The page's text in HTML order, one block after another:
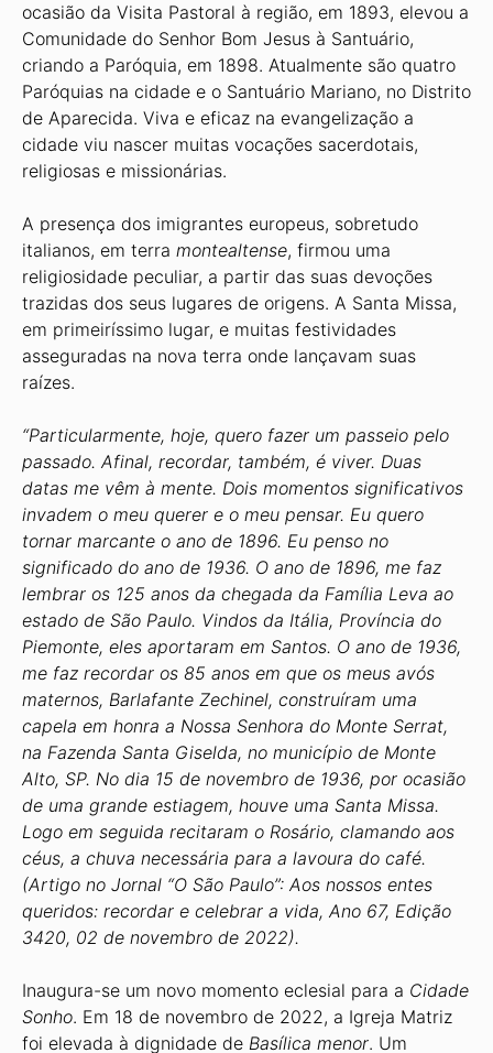
ocasião da Visita Pastoral à região, em 1893, elevou a
Comunidade do Senhor Bom Jesus à Santuário,
criando a Paróquia, em 1898. Atualmente são quatro
Paróquias na cidade e o Santuário Mariano, no Distrito
de Aparecida. Viva e eficaz na evangelização a
cidade viu nascer muitas vocações sacerdotais,
religiosas e missionárias.
A presença dos imigrantes europeus, sobretudo
italianos, em terra montealtense, firmou uma
religiosidade peculiar, a partir das suas devoções
trazidas dos seus lugares de origens. A Santa Missa,
em primeiríssimo lugar, e muitas festividades
asseguradas na nova terra onde lançavam suas
raízes.
“Particularmente, hoje, quero fazer um passeio pelo
passado. Afinal, recordar, também, é viver. Duas
datas me vêm à mente. Dois momentos significativos
invadem o meu querer e o meu pensar. Eu quero
tornar marcante o ano de 1896. Eu penso no
significado do ano de 1936. O ano de 1896, me faz
lembrar os 125 anos da chegada da Família Leva ao
estado de São Paulo. Vindos da Itália, Província do
Piemonte, eles aportaram em Santos. O ano de 1936,
me faz recordar os 85 anos em que os meus avós
maternos, Barlafante Zechinel, construíram uma
capela em honra a Nossa Senhora do Monte Serrat,
na Fazenda Santa Giselda, no município de Monte
Alto, SP. No dia 15 de novembro de 1936, por ocasião
de uma grande estiagem, houve uma Santa Missa.
Logo em seguida recitaram o Rosário, clamando aos
céus, a chuva necessária para a lavoura do café.
(Artigo no Jornal “O São Paulo”: Aos nossos entes
queridos: recordar e celebrar a vida, Ano 67, Edição
3420, 02 de novembro de 2022).
Inaugura-se um novo momento eclesial para a Cidade
Sonho. Em 18 de novembro de 2022, a Igreja Matriz
foi elevada à dignidade de Basílica menor. Um